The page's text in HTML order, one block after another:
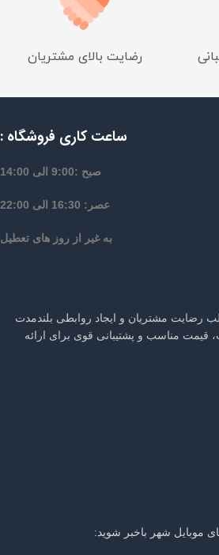
رضایت بالای مشتریان
ساعت کاری فروشگاه :
صبح :9:00 الی 14:00
عصر: 16:30 الی 22:00
به غیر از روز های تعطیل
رضایت مشتریان و ایجاد روابطی بلندمدت
قیمت مناسب و پشتیبانی قوی برای ارائه
موبایل شهر باخبر شوید: